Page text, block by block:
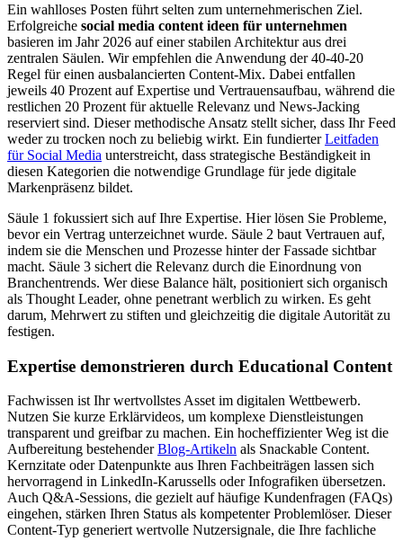
Ein wahlloses Posten führt selten zum unternehmerischen Ziel.
Erfolgreiche social media content ideen für unternehmen
basieren im Jahr 2026 auf einer stabilen Architektur aus drei
zentralen Säulen. Wir empfehlen die Anwendung der 40-40-20
Regel für einen ausbalancierten Content-Mix. Dabei entfallen
jeweils 40 Prozent auf Expertise und Vertrauensaufbau, während die
restlichen 20 Prozent für aktuelle Relevanz und News-Jacking
reserviert sind. Dieser methodische Ansatz stellt sicher, dass Ihr Feed
weder zu trocken noch zu beliebig wirkt. Ein fundierterLeitfaden
für Social Media unterstreicht, dass strategische Beständigkeit in
diesen Kategorien die notwendige Grundlage für jede digitale
Markenpräsenz bildet.
Säule 1 fokussiert sich auf Ihre Expertise. Hier lösen Sie Probleme,
bevor ein Vertrag unterzeichnet wurde. Säule 2 baut Vertrauen auf,
indem sie die Menschen und Prozesse hinter der Fassade sichtbar
macht. Säule 3 sichert die Relevanz durch die Einordnung von
Branchentrends. Wer diese Balance hält, positioniert sich organisch
als Thought Leader, ohne penetrant werblich zu wirken. Es geht
darum, Mehrwert zu stiften und gleichzeitig die digitale Autorität zu
festigen.
Expertise demonstrieren durch Educational Content
Fachwissen ist Ihr wertvollstes Asset im digitalen Wettbewerb.
Nutzen Sie kurze Erklärvideos, um komplexe Dienstleistungen
transparent und greifbar zu machen. Ein hocheffizienter Weg ist die
Aufbereitung bestehenderBlog-Artikeln als Snackable Content.
Kernzitate oder Datenpunkte aus Ihren Fachbeiträgen lassen sich
hervorragend in LinkedIn-Karussells oder Infografiken übersetzen.
Auch Q&A-Sessions, die gezielt auf häufige Kundenfragen (FAQs)
eingehen, stärken Ihren Status als kompetenter Problemlöser. Dieser
Content-Typ generiert wertvolle Nutzersignale, die Ihre fachliche